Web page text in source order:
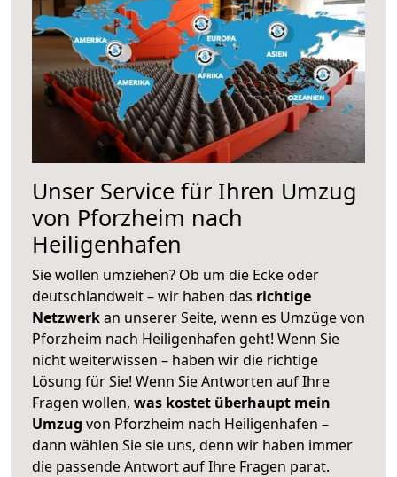
Unser Service für Ihren Umzug
von Pforzheim nach
Heiligenhafen
Sie wollen umziehen? Ob um die Ecke oder
deutschlandweit – wir haben das richtige
Netzwerkan unserer Seite, wenn es Umzüge von
Pforzheim nach Heiligenhafen geht! Wenn Sie
nicht weiterwissen – haben wir die richtige
Lösung für Sie! Wenn Sie Antworten auf Ihre
Fragen wollen, was kostet überhaupt mein
Umzug von Pforzheim nach Heiligenhafen –
dann wählen Sie sie uns, denn wir haben immer
die passende Antwort auf Ihre Fragen parat.